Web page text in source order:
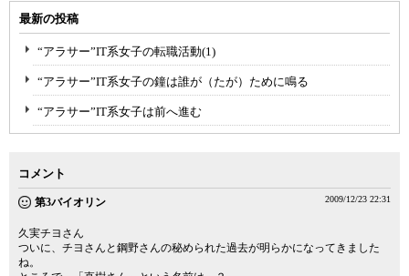
最新の投稿
“アラサー”IT系女子の転職活動(1)
“アラサー”IT系女子の鐘は誰が（たが）ために鳴る
“アラサー”IT系女子は前へ進む
コメント
第3バイオリン 2009/12/23 22:31
久実チヨさん
ついに、チヨさんと鋼野さんの秘められた過去が明らかになってきました
ね。